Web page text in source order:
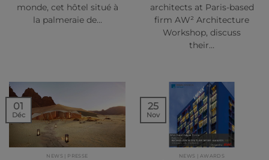
monde, cet hôtel situé à
la palmeraie de…
architects at Paris-based
firm AW² Architecture
Workshop, discuss
their…
NEWS | PRESSE
01
Déc
NEWS | AWARDS
25
Nov